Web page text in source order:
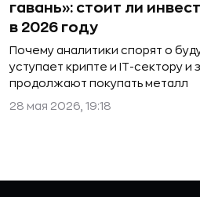
гавань»: стоит ли
в 2026 году
Почему аналитики спорят о
уступает крипте и IT-сектору и
продолжают покупать металл
28 мая 2026, 19:18